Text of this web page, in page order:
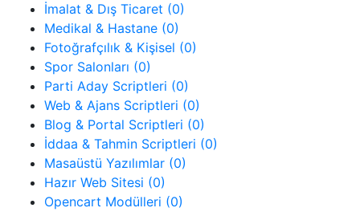
İmalat & Dış Ticaret (0)
Medikal & Hastane (0)
Fotoğrafçılık & Kişisel (0)
Spor Salonları (0)
Parti Aday Scriptleri (0)
Web & Ajans Scriptleri (0)
Blog & Portal Scriptleri (0)
İddaa & Tahmin Scriptleri (0)
Masaüstü Yazılımlar (0)
Hazır Web Sitesi (0)
Opencart Modülleri (0)